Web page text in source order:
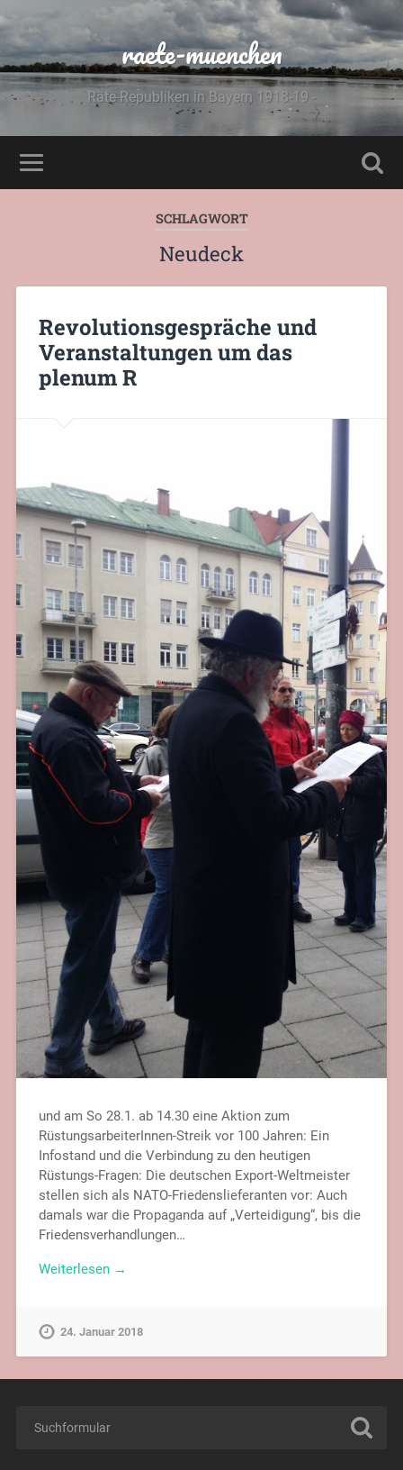
raete-muenchen
Räte-Republiken in Bayern 1918-19 -
SCHLAGWORT
Neudeck
Revolutionsgespräche und
Veranstaltungen um das
plenum R
und am So 28.1. ab 14.30 eine Aktion zum
RüstungsarbeiterInnen-Streik vor 100 Jahren: Ein
Infostand und die Verbindung zu den heutigen
Rüstungs-Fragen: Die deutschen Export-Weltmeister
stellen sich als NATO-Friedenslieferanten vor: Auch
damals war die Propaganda auf „Verteidigung“, bis die
Friedensverhandlungen…
Weiterlesen →
24. Januar 2018